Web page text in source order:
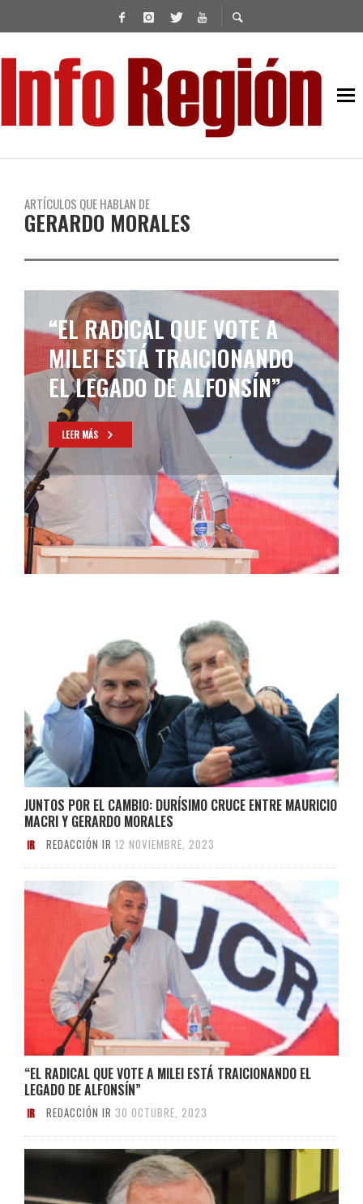
ARTÍCULOS QUE HABLAN DE
GERARDO MORALES
“MACRI ES EL MARISCAL DE
LA DERROTA DE JUNTOS POR
EL CAMBIO”
LEER MÁS
JUNTOS POR EL CAMBIO: DURÍSIMO CRUCE ENTRE MAURICIO
MACRI Y GERARDO MORALES
REDACCIÓN IR 12 NOVIEMBRE, 2023
“EL RADICAL QUE VOTE A MILEI ESTÁ TRAICIONANDO EL
LEGADO DE ALFONSÍN”
REDACCIÓN IR 30 OCTUBRE, 2023